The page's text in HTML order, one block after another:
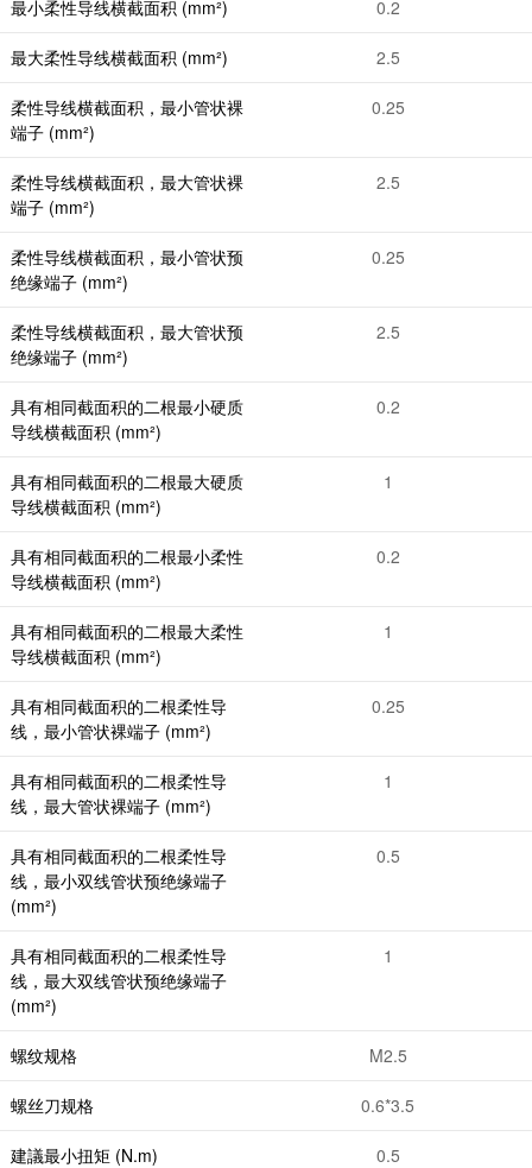
最小柔性导线横截面积 (mm²) 0.2
最大柔性导线横截面积 (mm²) 2.5
柔性导线横截面积，最小管状裸
端子 (mm²)
0.25
柔性导线横截面积，最大管状裸
端子 (mm²)
2.5
柔性导线横截面积，最小管状预
绝缘端子 (mm²)
0.25
柔性导线横截面积，最大管状预
绝缘端子 (mm²)
2.5
具有相同截面积的二根最小硬质
导线横截面积 (mm²)
0.2
具有相同截面积的二根最大硬质
导线横截面积 (mm²)
1
具有相同截面积的二根最小柔性
导线横截面积 (mm²)
0.2
具有相同截面积的二根最大柔性
导线横截面积 (mm²)
1
具有相同截面积的二根柔性导
线，最小管状裸端子 (mm²)
0.25
具有相同截面积的二根柔性导
线，最大管状裸端子 (mm²)
1
具有相同截面积的二根柔性导
线，最小双线管状预绝缘端子
(mm²)
0.5
具有相同截面积的二根柔性导
线，最大双线管状预绝缘端子
(mm²)
1
螺纹规格 M2.5
螺丝刀规格 0.6*3.5
建議最小扭矩 (N.m) 0.5